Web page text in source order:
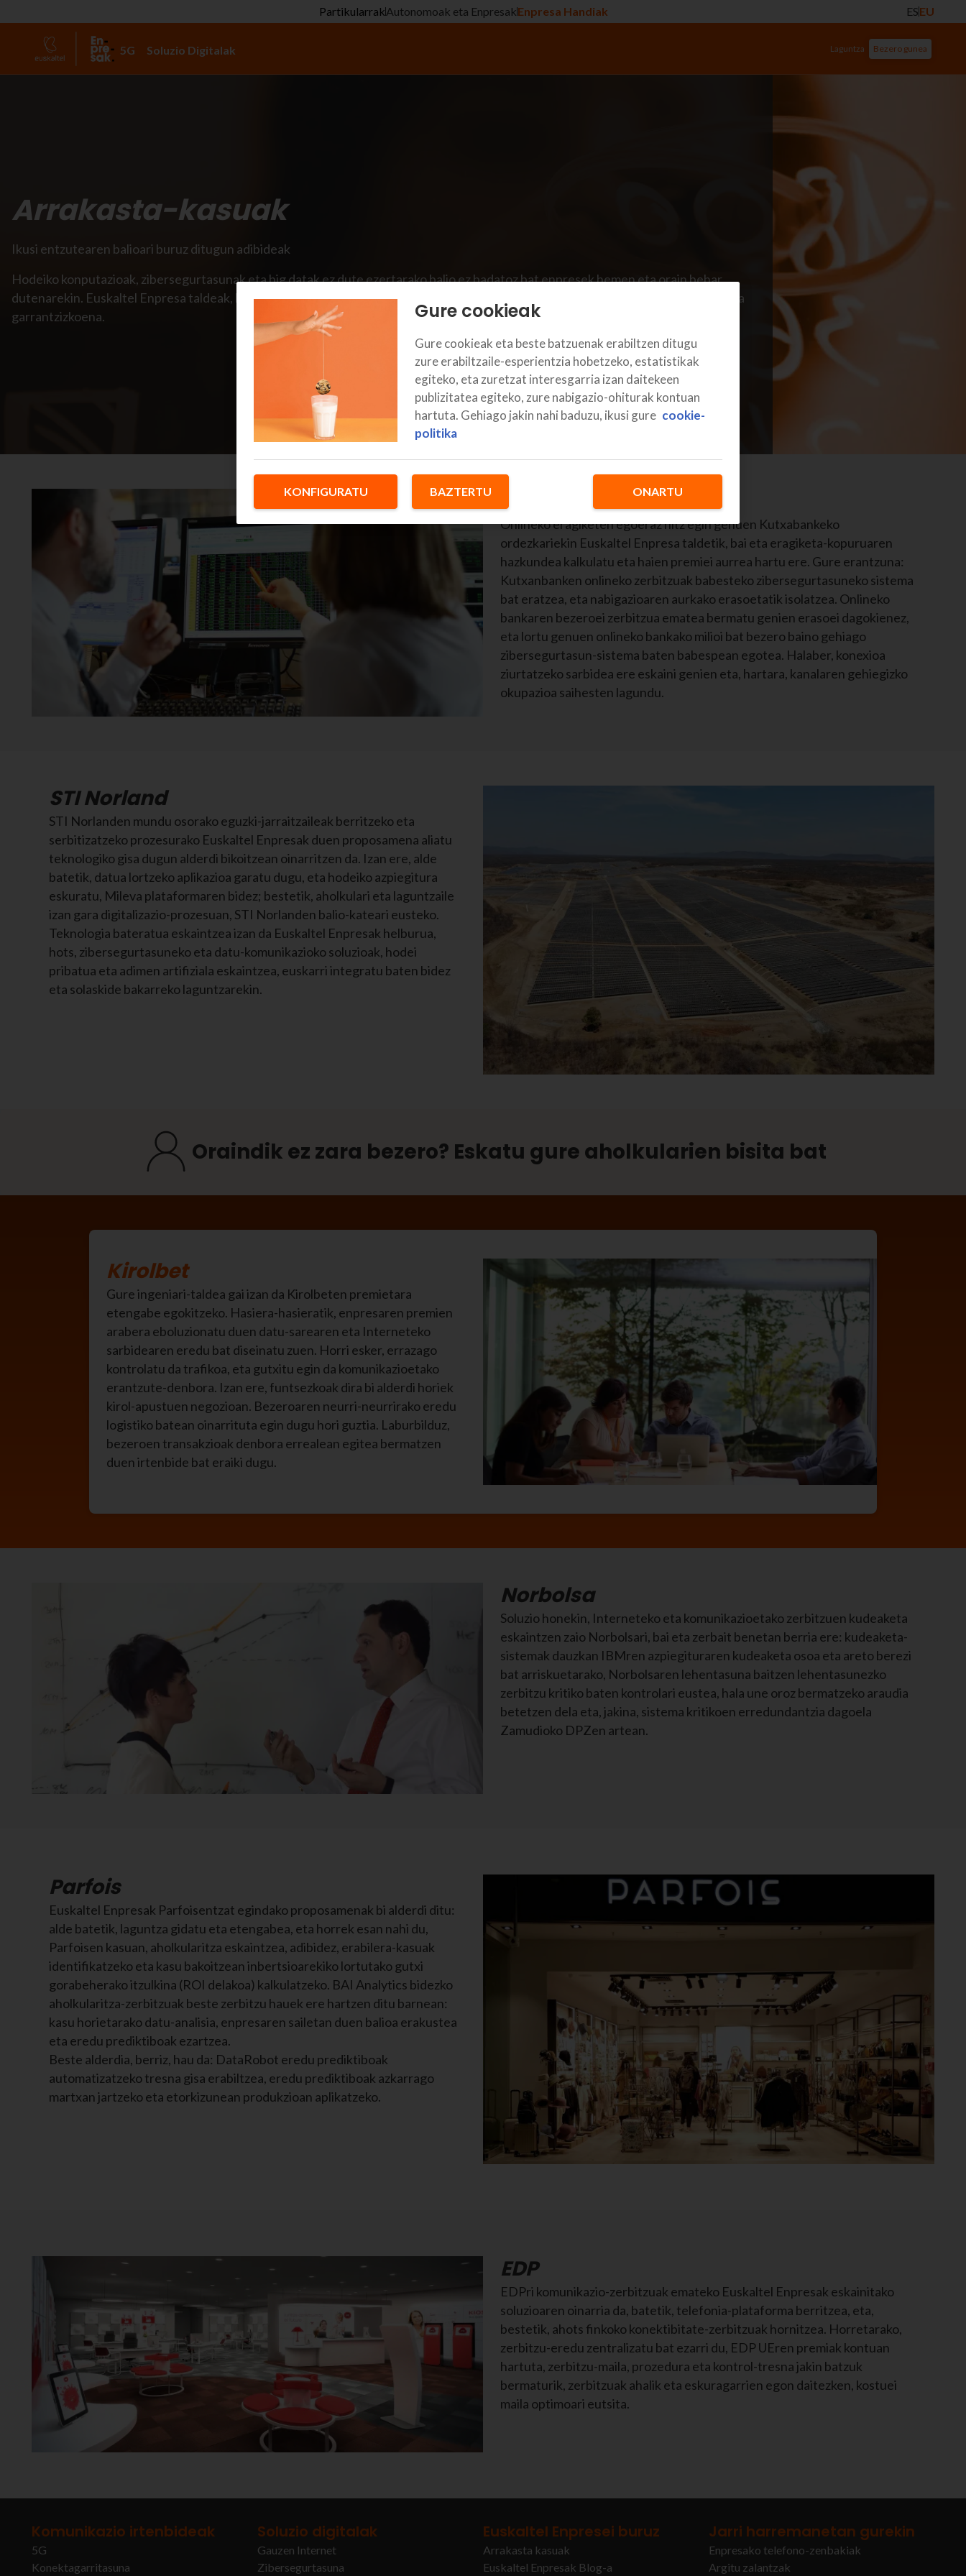
PartikularrakAutonomoak eta EnpresakEnpresa Handiak ESEU
5G Soluzio Digitalak Laguntza Bezero gunea
Arrakasta-kasuak
Ikusi entzutearen balioari buruz ditugun adibideak
Hodeiko konputazioak, zibersegurtasunak eta big datak ez dute ezertarako balio ez badatoz bat enpresek hemen eta orain behar
dutenarekin. Euskaltel Enpresa taldeak, bezeroei gaur egun erantzun egokiak emateko lan egiten dugu, gure ustez haiei entzutea da
garrantzizkoena.
Kutxabank
Onlineko eragiketen egoeraz hitz egin genuen Kutxabankeko
ordezkariekin Euskaltel Enpresa taldetik, bai eta eragiketa-kopuruaren
hazkundea kalkulatu eta haien premiei aurrea hartu ere. Gure erantzuna:
Kutxanbanken onlineko zerbitzuak babesteko zibersegurtasuneko sistema
bat eratzea, eta nabigazioaren aurkako erasoetatik isolatzea. Onlineko
bankaren bezeroei zerbitzua ematea bermatu genien erasoei dagokienez,
eta lortu genuen onlineko bankako milioi bat bezero baino gehiago
zibersegurtasun-sistema baten babespean egotea. Halaber, konexioa
ziurtatzeko sarbidea ere eskaini genien eta, hartara, kanalaren gehiegizko
okupazioa saihesten lagundu.
STI Norland
STI Norlanden mundu osorako eguzki-jarraitzaileak berritzeko eta
serbitizatzeko prozesurako Euskaltel Enpresak duen proposamena aliatu
teknologiko gisa dugun alderdi bikoitzean oinarritzen da. Izan ere, alde
batetik, datua lortzeko aplikazioa garatu dugu, eta hodeiko azpiegitura
eskuratu, Mileva plataformaren bidez; bestetik, aholkulari eta laguntzaile
izan gara digitalizazio-prozesuan, STI Norlanden balio-kateari eusteko.
Teknologia bateratua eskaintzea izan da Euskaltel Enpresak helburua,
hots, zibersegurtasuneko eta datu-komunikazioko soluzioak, hodei
pribatua eta adimen artifiziala eskaintzea, euskarri integratu baten bidez
eta solaskide bakarreko laguntzarekin.
Oraindik ez zara bezero? Eskatu gure aholkularien bisita bat
Kirolbet
Gure ingeniari-taldea gai izan da Kirolbeten premietara
etengabe egokitzeko. Hasiera-hasieratik, enpresaren premien
arabera eboluzionatu duen datu-sarearen eta Interneteko
sarbidearen eredu bat diseinatu zuen. Horri esker, errazago
kontrolatu da trafikoa, eta gutxitu egin da komunikazioetako
erantzute-denbora. Izan ere, funtsezkoak dira bi alderdi horiek
kirol-apustuen negozioan. Bezeroaren neurri-neurrirako eredu
logistiko batean oinarrituta egin dugu hori guztia. Laburbilduz,
bezeroen transakzioak denbora errealean egitea bermatzen
duen irtenbide bat eraiki dugu.
Norbolsa
Soluzio honekin, Interneteko eta komunikazioetako zerbitzuen kudeaketa
eskaintzen zaio Norbolsari, bai eta zerbait benetan berria ere: kudeaketa-
sistemak dauzkan IBMren azpiegituraren kudeaketa osoa eta areto berezi
bat arriskuetarako, Norbolsaren lehentasuna baitzen lehentasunezko
zerbitzu kritiko baten kontrolari eustea, hala une oroz bermatzeko araudia
betetzen dela eta, jakina, sistema kritikoen erredundantzia dagoela
Zamudioko DPZen artean.
Parfois
Euskaltel Enpresak Parfoisentzat egindako proposamenak bi alderdi ditu:
alde batetik, laguntza gidatu eta etengabea, eta horrek esan nahi du,
Parfoisen kasuan, aholkularitza eskaintzea, adibidez, erabilera-kasuak
identifikatzeko eta kasu bakoitzean inbertsioarekiko lortutako gutxi
gorabeherako itzulkina (ROI delakoa) kalkulatzeko. BAI Analytics bidezko
aholkularitza-zerbitzuak beste zerbitzu hauek ere hartzen ditu barnean:
kasu horietarako datu-analisia, enpresaren sailetan duen balioa erakustea
eta eredu prediktiboak ezartzea.
Beste alderdia, berriz, hau da: DataRobot eredu prediktiboak
automatizatzeko tresna gisa erabiltzea, eredu prediktiboak azkarrago
martxan jartzeko eta etorkizunean produkzioan aplikatzeko.
EDP
EDPri komunikazio-zerbitzuak emateko Euskaltel Enpresak eskainitako
soluzioaren oinarria da, batetik, telefonia-plataforma berritzea, eta,
bestetik, ahots finkoko konektibitate-zerbitzuak hornitzea. Horretarako,
zerbitzu-eredu zentralizatu bat ezarri du, EDP UEren premiak kontuan
hartuta, zerbitzu-maila, prozedura eta kontrol-tresna jakin batzuk
bermaturik, zerbitzuak ahalik eta eskuragarrien egon daitezken, kostuei
maila optimoari eutsita.
Komunikazio irtenbideak
5G
Konektagarritasuna
Soluzio digitalak
Gauzen Internet
Zibersegurtasuna
Euskaltel Enpresei buruz
Arrakasta kasuak
Euskaltel Enpresak Blog-a
Jarri harremanetan gurekin
Enpresako telefono-zenbakiak
Argitu zalantzak
Gure cookieak
Gure cookieak eta beste batzuenak erabiltzen ditugu
zure erabiltzaile-esperientzia hobetzeko, estatistikak
egiteko, eta zuretzat interesgarria izan daitekeen
publizitatea egiteko, zure nabigazio-ohiturak kontuan
hartuta. Gehiago jakin nahi baduzu, ikusi gure cookie-
politika
KONFIGURATU BAZTERTU ONARTU